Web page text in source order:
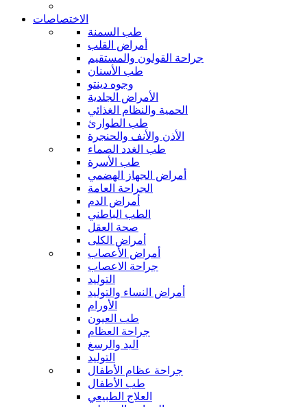
الاختصاصات
طب السمنة
أمراض القلب
جراحة القولون والمستقيم
طب الأسنان
وجوه دينتو
الأمراض الجلدية
الحمية والنظام الغذائي
طب الطوارئ
الأذن والأنف والحنجرة
طب الغدد الصماء
طب الأسرة
أمراض الجهاز الهضمي
الجراحة العامة
أمراض الدم
الطب الباطني
صحة العقل
أمراض الكلى
أمراض الأعصاب
جراحة الاعصاب
التوليد
أمراض النساء والتوليد
الأورام
طب العيون
جراحة العظام
اليد والرسغ
التوليد
جراحة عظام الأطفال
طب الأطفال
العلاج الطبيعي